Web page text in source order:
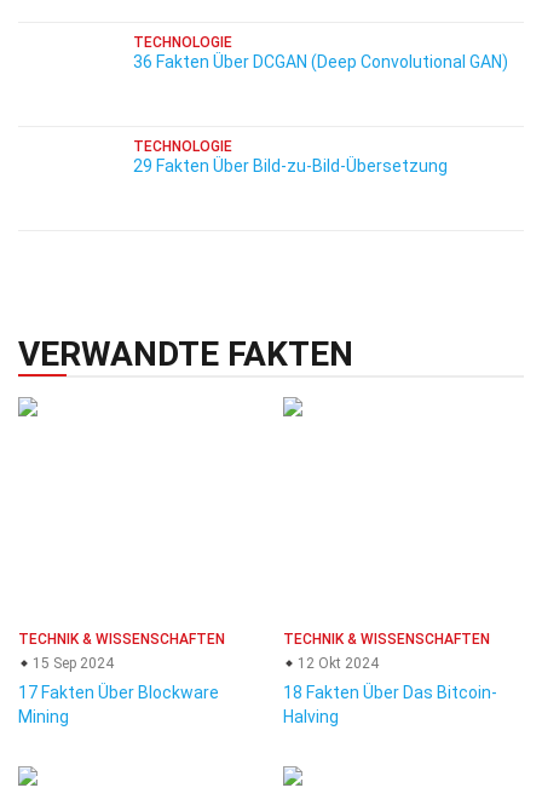
TECHNOLOGIE
36 Fakten Über DCGAN (Deep Convolutional GAN)
TECHNOLOGIE
29 Fakten Über Bild-zu-Bild-Übersetzung
VERWANDTE FAKTEN
TECHNIK & WISSENSCHAFTEN
15 Sep 2024
17 Fakten Über Blockware
Mining
TECHNIK & WISSENSCHAFTEN
12 Okt 2024
18 Fakten Über Das Bitcoin-
Halving